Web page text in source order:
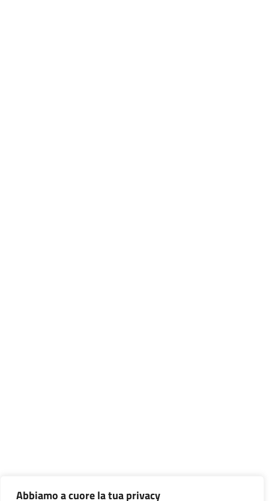
Abbiamo a cuore la tua privacy